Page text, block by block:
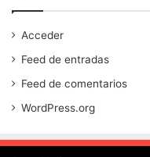
Acceder
Feed de entradas
Feed de comentarios
WordPress.org